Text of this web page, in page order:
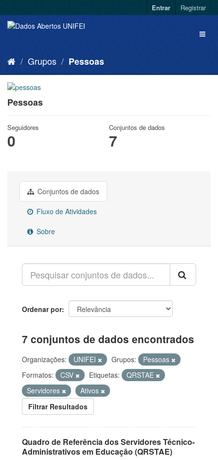
Entrar Registrar
Grupos Pessoas
Pessoas
Seguidores
0
Conjuntos de dados
7
Conjuntos de dados
Fluxo de Atividades
Sobre
Ordenar por
7 conjuntos de dados encontrados
Organizações: UNIFEI Grupos:
Pessoas
Formatos:
CSV Etiquetas:
QRSTAE
Servidores
Ativos
Filtrar Resultados
Quadro de Referência dos Servidores Técnico-
Administrativos em Educação (QRSTAE)